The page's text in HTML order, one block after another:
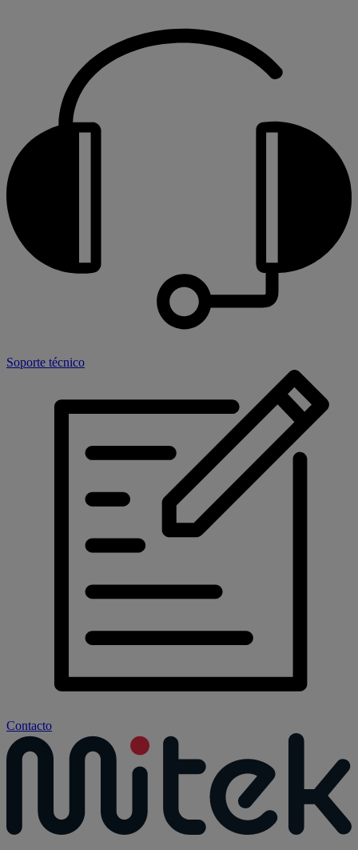
Soporte técnico
Contacto